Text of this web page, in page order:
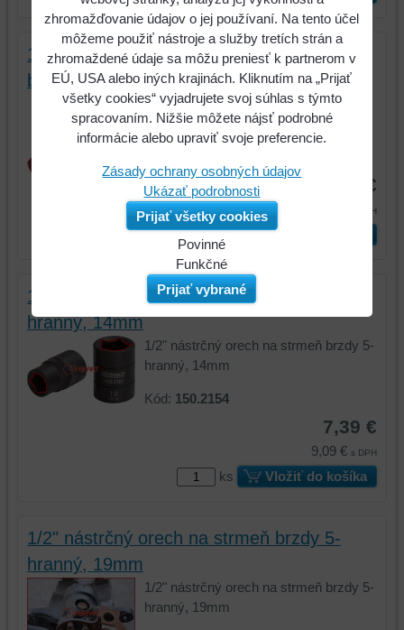
1/2" bit nástrčný vnútorný päťhran pre
brzdové sedlo, 10mm
1/2" bit nástrčný vnútorný päťhran pre
brzdové sedlo, 10mm
7,02 €
s DPH
ks Vložiť do košíka
1/2" nástrčný orech na strmeň brzdy 5-
hranný, 14mm
1/2" nástrčný orech na strmeň brzdy 5-
hranný, 14mm
Kód: 150.2154
7,39 €
9,09 € s DPH
ks Vložiť do košíka
1/2" nástrčný orech na strmeň brzdy 5-
hranný, 19mm
1/2" nástrčný orech na strmeň brzdy 5-
hranný, 19mm
zhromažďovanie údajov o jej používaní. Na tento účel
môžeme použiť nástroje a služby tretích strán a
zhromaždené údaje sa môžu preniesť k partnerom v
EÚ, USA alebo iných krajinách. Kliknutím na „Prijať
všetky cookies“ vyjadrujete svoj súhlas s týmto
spracovaním. Nižšie môžete nájsť podrobné
informácie alebo upraviť svoje preferencie.
Zásady ochrany osobných údajov
Ukázať podrobnosti
Prijať všetky cookies
Povinné
ukladá
na
vašom
identifikáciu
vašej
relácie
dosiahnutie
Funkčné
údaje
vašom
zariadení
mohli
poskytovať
doplnkové
funkcie,
ktoré
Prijať vybrané